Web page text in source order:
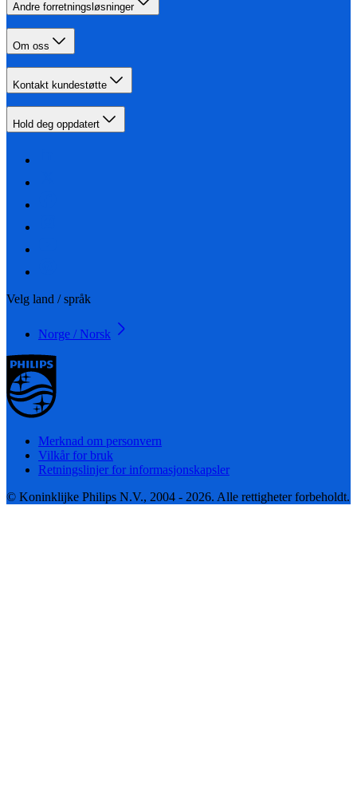
Andre forretningsløsninger
Om oss
Kontakt kundestøtte
Hold deg oppdatert
Velg land / språk
Norge / Norsk
Merknad om personvern
Vilkår for bruk
Retningslinjer for informasjonskapsler
© Koninklijke Philips N.V., 2004 - 2026. Alle rettigheter forbeholdt.